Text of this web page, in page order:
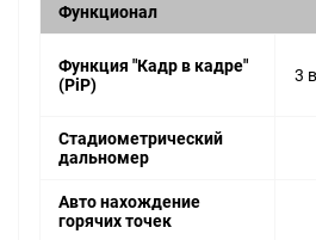
Функционал
Функция "Кадр в кадре"
(PiP)
3
Стадиометрический
дальномер
Авто нахождение
горячих точек